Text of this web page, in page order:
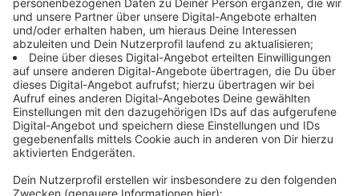
Sonst wäre das Leben ja auch viel zu langweilig, findet
Michael.
Trotz eines vollen Terminkalenders strahlt Michael
beim Besuch im Studio Ruhe und Zufriedenheit aus.
Wenig Schlaf ist dem 29-Jährigen nicht wirklich
anzuerkennen. Aber: solche Promo-Touren kennt er ja
schon. Das neue Album ist natürlich das Thema um
dass es bei seiner Stippvisite bei uns geht.
14 Songs, die Mut machen, nach vorne gehen und auch